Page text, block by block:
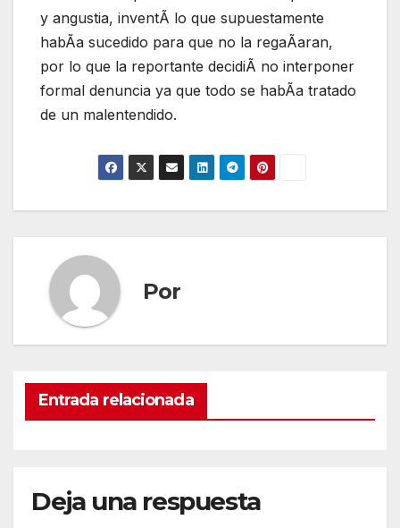
y angustia, inventÃ lo que supuestamente
habÃa sucedido para que no la regaÃaran,
por lo que la reportante decidiÃ no interponer
formal denuncia ya que todo se habÃa tratado
de un malentendido.
Por
Entrada relacionada
Deja una respuesta